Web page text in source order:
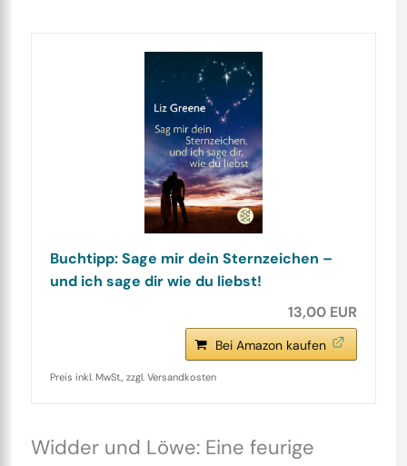
Buchtipp: Sage mir dein Sternzeichen –
und ich sage dir wie du liebst!
13,00 EUR
Bei Amazon kaufen
Preis inkl. MwSt., zzgl. Versandkosten
Widder und Löwe: Eine feurige